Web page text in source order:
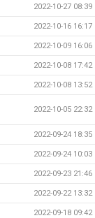
2022-10-27 08:39
2022-10-16 16:17
2022-10-09 16:06
2022-10-08 17:42
2022-10-08 13:52
2022-10-05 22:32
2022-09-24 18:35
2022-09-24 10:03
2022-09-23 21:46
2022-09-22 13:32
2022-09-18 09:42